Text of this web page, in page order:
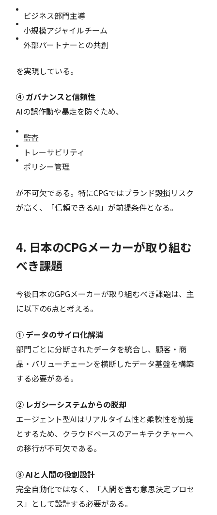
ビジネス部門主導
小規模アジャイルチーム
外部パートナーとの共創
を実現している。
④ ガバナンスと信頼性
AIの誤作動や暴走を防ぐため、
監査
トレーサビリティ
ポリシー管理
が不可欠である。特にCPGではブランド毀損リスク
が高く、「信頼できるAI」が前提条件となる。
4. 日本のCPGメーカーが取り組む
べき課題
今後日本のGPGメーカーが取り組むべき課題は、主
に以下の6点と考える。
① データのサイロ化解消
部門ごとに分断されたデータを統合し、顧客・商
品・バリューチェーンを横断したデータ基盤を構築
する必要がある。
② レガシーシステムからの脱却
エージェント型AIはリアルタイム性と柔軟性を前提
とするため、クラウドベースのアーキテクチャーへ
の移行が不可欠である。
③ AIと人間の役割設計
完全自動化ではなく、「人間を含む意思決定プロセ
ス」として設計する必要がある。